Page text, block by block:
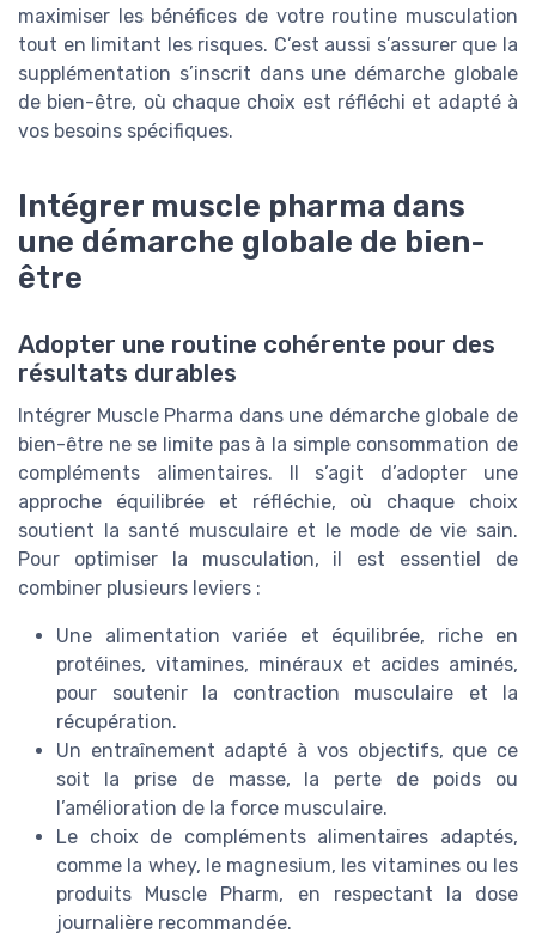
maximiser les bénéfices de votre routine musculation
tout en limitant les risques. C’est aussi s’assurer que la
supplémentation s’inscrit dans une démarche globale
de bien-être, où chaque choix est réfléchi et adapté à
vos besoins spécifiques.
Intégrer muscle pharma dans
une démarche globale de bien-
être
Adopter une routine cohérente pour des
résultats durables
Intégrer Muscle Pharma dans une démarche globale de
bien-être ne se limite pas à la simple consommation de
compléments alimentaires. Il s’agit d’adopter une
approche équilibrée et réfléchie, où chaque choix
soutient la santé musculaire et le mode de vie sain.
Pour optimiser la musculation, il est essentiel de
combiner plusieurs leviers :
Une alimentation variée et équilibrée, riche en
protéines, vitamines, minéraux et acides aminés,
pour soutenir la contraction musculaire et la
récupération.
Un entraînement adapté à vos objectifs, que ce
soit la prise de masse, la perte de poids ou
l’amélioration de la force musculaire.
Le choix de compléments alimentaires adaptés,
comme la whey, le magnesium, les vitamines ou les
produits Muscle Pharm, en respectant la dose
journalière recommandée.